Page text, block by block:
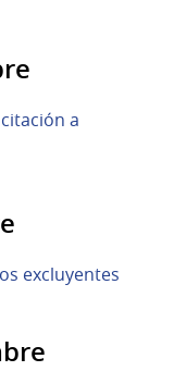
a
excluyentes